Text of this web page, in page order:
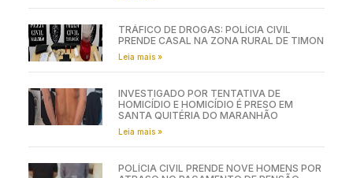
TRÁFICO DE DROGAS: POLÍCIA CIVIL
PRENDE CASAL NA ZONA RURAL DE TIMON
Leia mais »
INVESTIGADO POR TENTATIVA DE
HOMICÍDIO E HOMICÍDIO É PRESO EM
SANTA QUITÉRIA DO MARANHÃO
Leia mais »
POLÍCIA CIVIL PRENDE NOVE HOMENS POR